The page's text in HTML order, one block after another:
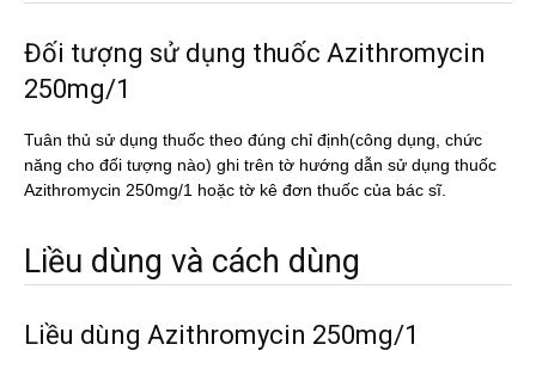
Đối tượng sử dụng thuốc Azithromycin
250mg/1
Tuân thủ sử dụng thuốc theo đúng chỉ định(công dụng, chức
năng cho đối tượng nào) ghi trên tờ hướng dẫn sử dụng thuốc
Azithromycin 250mg/1 hoặc tờ kê đơn thuốc của bác sĩ.
Liều dùng và cách dùng
Liều dùng Azithromycin 250mg/1